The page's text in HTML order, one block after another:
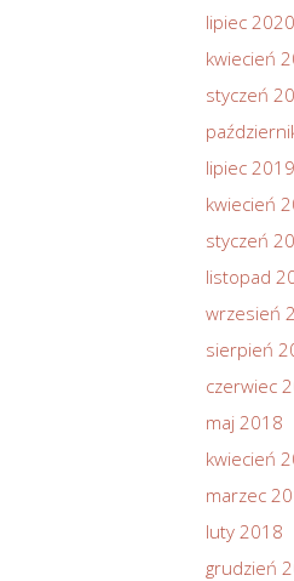
lipiec 2020
kwiecień
styczeń
lipiec 2019
kwiecień
styczeń
listopad
wrzesień
sierpień
czerwiec
maj 2018
kwiecień
marzec
luty 2018
grudzień